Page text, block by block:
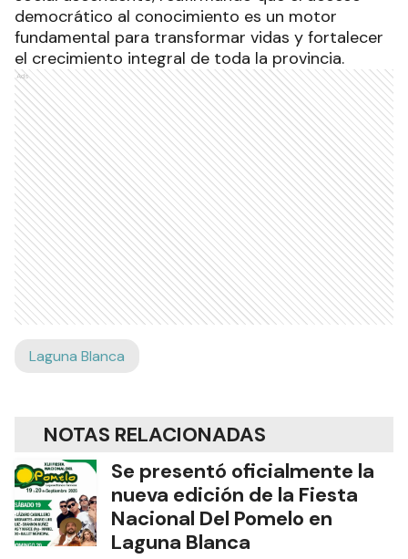
democrático al conocimiento es un motor
fundamental para transformar vidas y fortalecer
el crecimiento integral de toda la provincia.
Ads
Laguna Blanca
NOTAS RELACIONADAS
Se presentó oficialmente la
nueva edición de la Fiesta
Nacional Del Pomelo en
Laguna Blanca